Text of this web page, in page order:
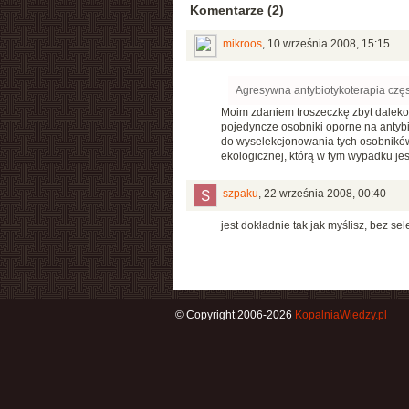
Komentarze (2)
mikroos, 10 września 2008, 15:15
Agresywna antybiotykoterapia
Moim zdaniem troszeczkę zbyt
pojedyncze osobniki oporne na
do wyselekcjonowania tych
ekologicznej, którą w tym wypadku
szpaku, 22 września 2008, 00:40
jest dokładnie tak jak myślisz, bez
© Copyright 2006-2026 KopalniaWiedzy.pl